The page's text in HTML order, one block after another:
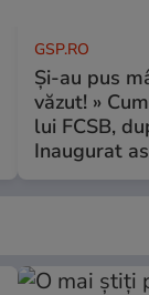
GSP.RO
Și-au pus
văzut! »
lui FCSB,
Inaugurat